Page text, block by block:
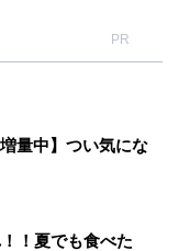
PR
量中】つい気にな
！夏でも食べた